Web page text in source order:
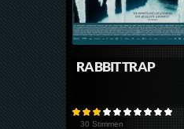
RABBIT TRAP
30 Stimmen